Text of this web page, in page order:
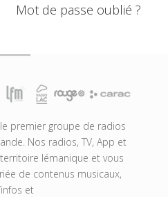
Mot de passe oublié ?
premier groupe de radios
Nos radios, TV, App et
lémanique et vous
de contenus musicaux,
et